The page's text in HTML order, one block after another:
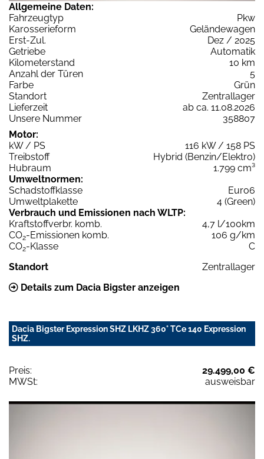
Allgemeine Daten:
Fahrzeugtyp
Pkw
Karosserieform
Geländewagen
Erst-Zul.
Dez / 2025
Getriebe
Automatik
Kilometerstand
10 km
Anzahl der Türen
5
Farbe
Grün
Standort
Zentrallager
Lieferzeit
ab ca. 11.08.2026
Unsere Nummer
358807
Motor:
kW / PS
116 kW / 158 PS
Treibstoff
Hybrid (Benzin/Elektro)
Hubraum
1.799 cm³
Umweltnormen:
Schadstoffklasse
Euro6
Umweltplakette
4 (Green)
Verbrauch und Emissionen nach WLTP:
Kraftstoffverbr. komb.
4,7 l/100km
CO2-Emissionen komb.
106 g/km
CO2-Klasse
C
Standort
Zentrallager
Details zum Dacia Bigster anzeigen
Dacia Bigster Expression SHZ LKHZ 360° TCe 140 Expression
SHZ.
Preis:
29.499,00 €
MWSt:
ausweisbar